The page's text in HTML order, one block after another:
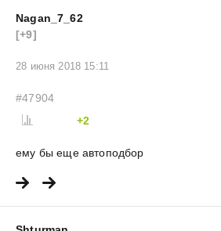
Nagan_7_62
[+9]
28 июня 2018 15:11
#47904
+2
ему бы еще автоподбор